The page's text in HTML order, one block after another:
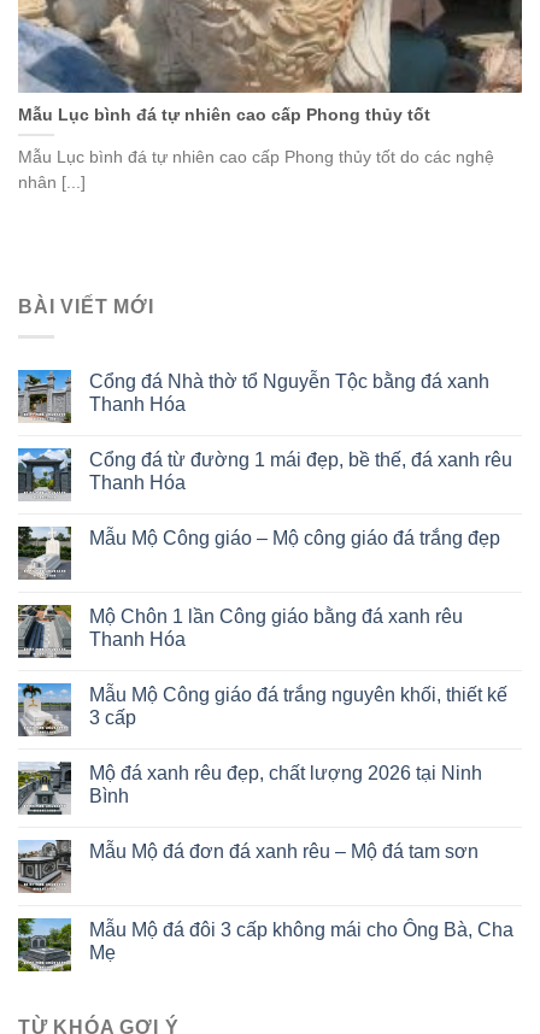
Mẫu Lục bình đá tự nhiên cao cấp Phong thủy tốt
Mẫu Lục bình đá tự nhiên cao cấp Phong thủy tốt do các nghệ
nhân [...]
BÀI VIẾT MỚI
Cổng đá Nhà thờ tổ Nguyễn Tộc bằng đá xanh
Thanh Hóa
Cổng đá từ đường 1 mái đẹp, bề thế, đá xanh rêu
Thanh Hóa
Mẫu Mộ Công giáo – Mộ công giáo đá trắng đẹp
Mộ Chôn 1 lần Công giáo bằng đá xanh rêu
Thanh Hóa
Mẫu Mộ Công giáo đá trắng nguyên khối, thiết kế
3 cấp
Mộ đá xanh rêu đẹp, chất lượng 2026 tại Ninh
Bình
Mẫu Mộ đá đơn đá xanh rêu – Mộ đá tam sơn
Mẫu Mộ đá đôi 3 cấp không mái cho Ông Bà, Cha
Mẹ
TỪ KHÓA GỢI Ý